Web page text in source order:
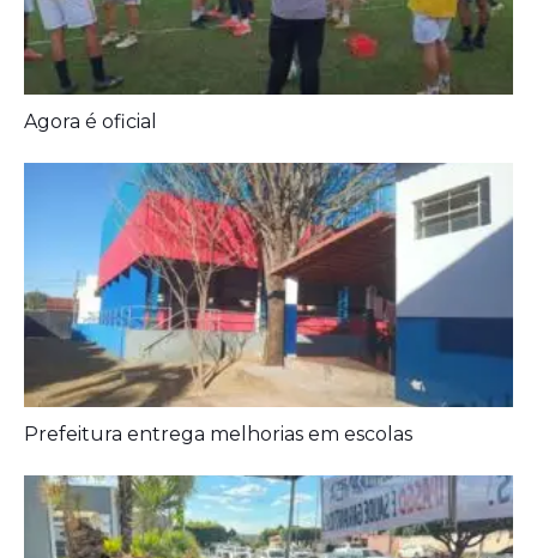
Agora é oficial
Prefeitura entrega melhorias em escolas